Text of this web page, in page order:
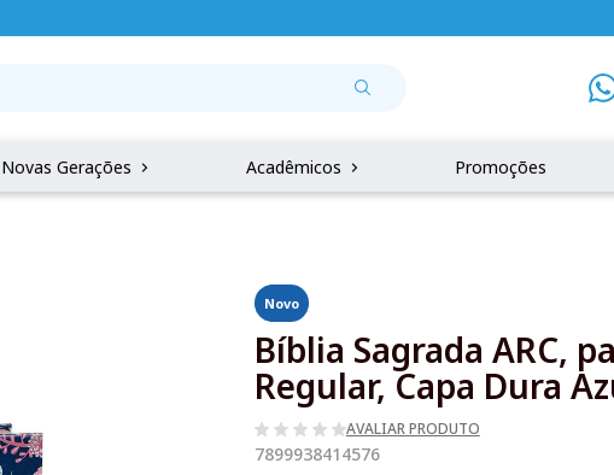
Novas Gerações Acadêmicos Promoções
Novo
Bíblia Sagrada ARC,
Regular, Capa Dura
AVALIAR PRODUTO
7899938414576